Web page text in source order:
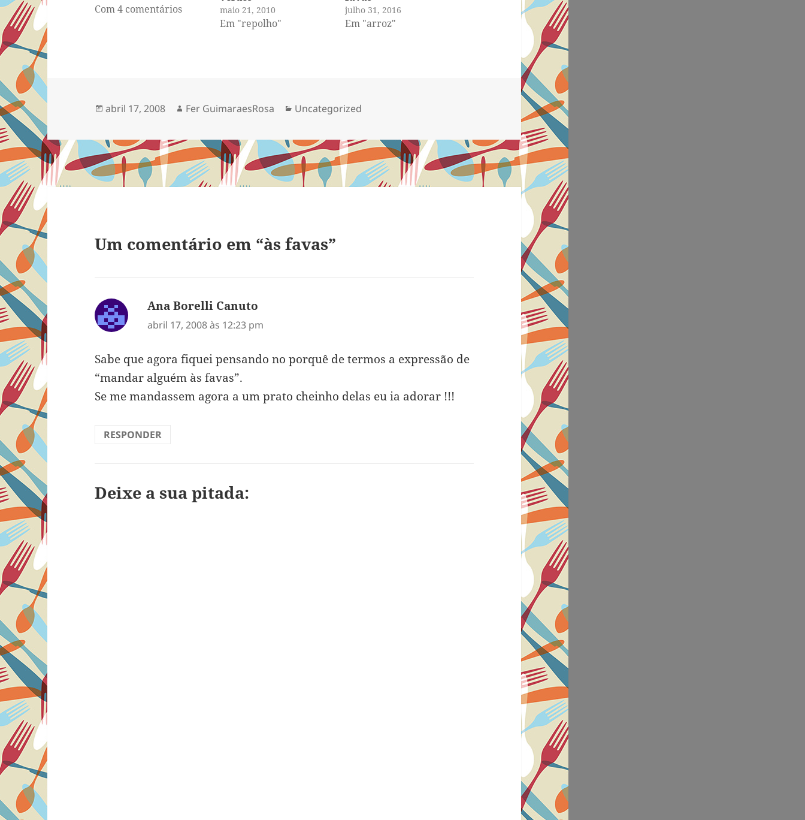
Com 4 comentários maio 21, 2010
Em "repolho"
julho 31, 2016
Em "arroz"
Publicado
abril 17, 2008 Autor
Fer GuimaraesRosa Categorias
Uncategorized
Um comentário em “às favas”
Ana Borelli Canuto
abril 17, 2008 às 12:23 pm
Sabe que agora fiquei pensando no porquê de termos a expressão de
“mandar alguém às favas”.
Se me mandassem agora a um prato cheinho delas eu ia adorar !!!
RESPONDER
Deixe a sua pitada: